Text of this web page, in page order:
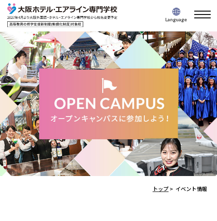
Language
トップ> イベント情報